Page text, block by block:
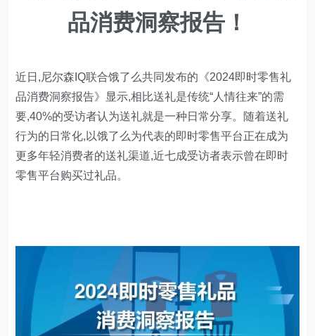
品消费洞察报告！
近日,尼尔森IQ联合饿了么共同发布的《2024即时零售礼
品消费洞察报告》显示,相比送礼是传统“人情往来”的需
要,40%的受访者认为送礼就是一种日常分享。随着送礼
行为的日常化,以饿了么为代表的即时零售平台正在成为
更多年轻消费者的送礼渠道,近七成受访者表示曾在即时
零售平台购买过礼品。